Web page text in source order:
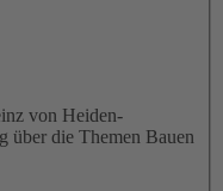
von Heiden-
über die Themen Bauen